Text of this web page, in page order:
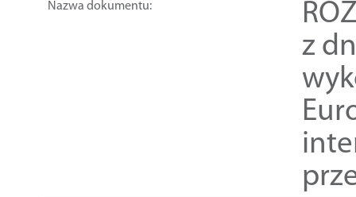
Nazwa dokumentu:
z